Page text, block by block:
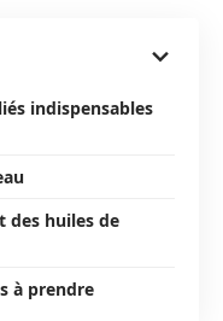
indispensables
des huiles de
à prendre